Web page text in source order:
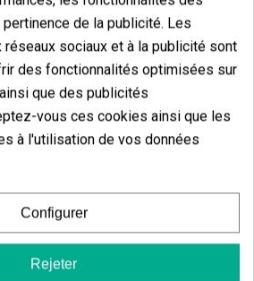
se distingue par l'inclusion de
bonne présentation visuelle, il
différences naturelles de
structure entre les fleurs.
légères variations de couleur
fleur naturelle, de légères
de densité ou d'aspect
entre les lots sans que cela
une perte de qualité.
de la publicité. Les
sociaux et à la publicité sont
des fonctionnalités optimisées sur
que des publicités
vous ces cookies ainsi que les
à l'utilisation de vos données
Configurer
Rejeter